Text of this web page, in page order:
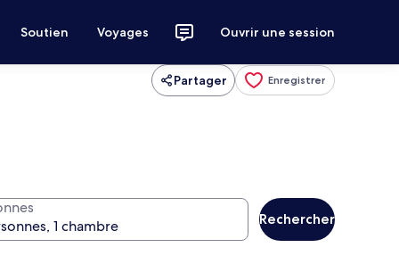
Soutien Voyages Ouvrir une session
Partager Enregistrer
Rechercher